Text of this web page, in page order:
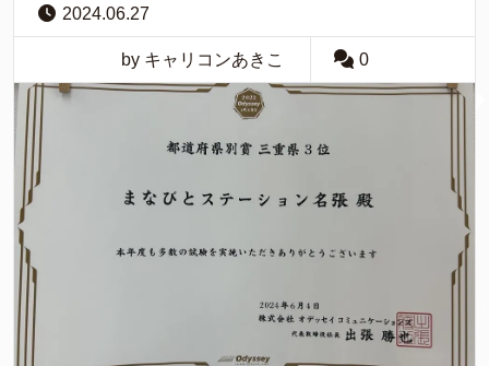
2024.06.27
by キャリコンあきこ 0